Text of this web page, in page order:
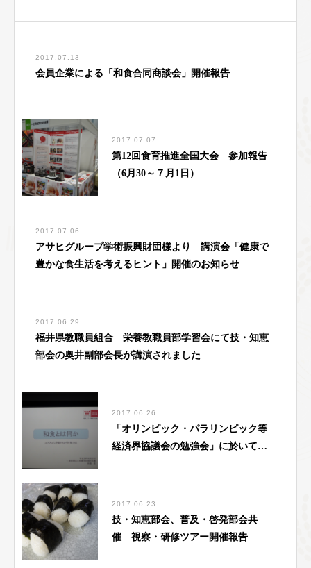
2017.07.13
会員企業による「和食合同商談会」開催報告
2017.07.07
第12回食育推進全国大会 参加報告
（6月30～７月1日）
2017.07.06
アサヒグループ学術振興財団様より 講演会「健康で
豊かな食生活を考えるヒント」開催のお知らせ
2017.06.29
福井県教職員組合 栄養教職員部学習会にて技・知恵
部会の奥井副部会長が講演されました
2017.06.26
「オリンピック・パラリンピック等
経済界協議会の勉強会」に於いて講
2017.06.23
技・知恵部会、普及・啓発部会共
催 視察・研修ツアー開催報告